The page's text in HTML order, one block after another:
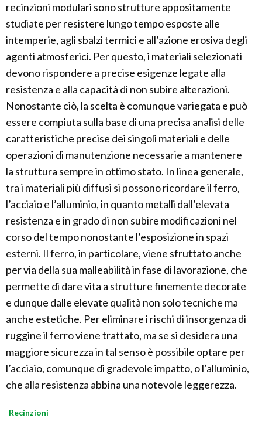
recinzioni modulari sono strutture appositamente
studiate per resistere lungo tempo esposte alle
intemperie, agli sbalzi termici e all’azione erosiva degli
agenti atmosferici. Per questo, i materiali selezionati
devono rispondere a precise esigenze legate alla
resistenza e alla capacità di non subire alterazioni.
Nonostante ciò, la scelta è comunque variegata e può
essere compiuta sulla base di una precisa analisi delle
caratteristiche precise dei singoli materiali e delle
operazioni di manutenzione necessarie a mantenere
la struttura sempre in ottimo stato. In linea generale,
tra i materiali più diffusi si possono ricordare il ferro,
l’acciaio e l’alluminio, in quanto metalli dall’elevata
resistenza e in grado di non subire modificazioni nel
corso del tempo nonostante l’esposizione in spazi
esterni. Il ferro, in particolare, viene sfruttato anche
per via della sua malleabilità in fase di lavorazione, che
permette di dare vita a strutture finemente decorate
e dunque dalle elevate qualità non solo tecniche ma
anche estetiche. Per eliminare i rischi di insorgenza di
ruggine il ferro viene trattato, ma se si desidera una
maggiore sicurezza in tal senso è possibile optare per
l’acciaio, comunque di gradevole impatto, o l’alluminio,
che alla resistenza abbina una notevole leggerezza.
Recinzioni